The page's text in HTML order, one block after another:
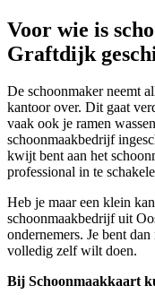
Voor wie is
Graftdijk
De schoonmaker neemt
kantoor over. Dit gaat
vaak ook je ramen
schoonmaakbedrijf
kwijt bent aan het
professional in te
Heb je maar een klein
schoonmaakbedrijf uit
ondernemers. Je bent
volledig zelf wilt doen.
Bij Schoonmaakkaart